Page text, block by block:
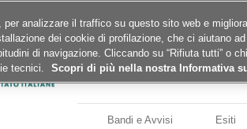
AA A
Bandi e Avvisi Esiti
analizzare il traffico su questo sito web e
dei cookie di profilazione, che ci aiutano
di navigazione. Cliccando su “Rifiuta tutti” o
tecnici.
Scopri di più nella nostra Informativa